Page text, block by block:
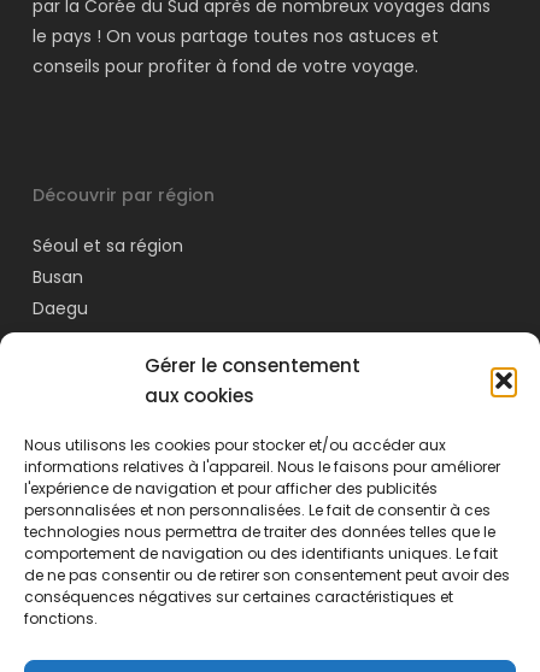
Gérer le consentement
aux cookies
Nous utilisons les cookies pour stocker et/ou accéder aux
informations relatives à l'appareil. Nous le faisons pour améliorer
l'expérience de navigation et pour afficher des publicités
personnalisées et non personnalisées. Le fait de consentir à ces
technologies nous permettra de traiter des données telles que le
comportement de navigation ou des identifiants uniques. Le fait
de ne pas consentir ou de retirer son consentement peut avoir des
conséquences négatives sur certaines caractéristiques et
fonctions.
par la Corée du Sud après de nombreux voyages dans
le pays ! On vous partage toutes nos astuces et
conseils pour profiter à fond de votre voyage.
Découvrir par région
Séoul et sa région
Busan
Daegu
Daejeon
Navigation
Visiter la Corée du Sud
Activités
Astuces et conseils
Culture
À propos